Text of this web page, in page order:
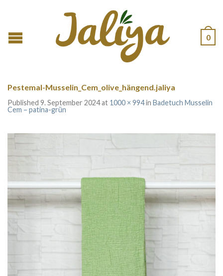
0
Pestemal-Musselin_Cem_olive_hängend.jaliya
Published 9. September 2024at 1000 × 994in Badetuch Musselin
Cem – patina-grün